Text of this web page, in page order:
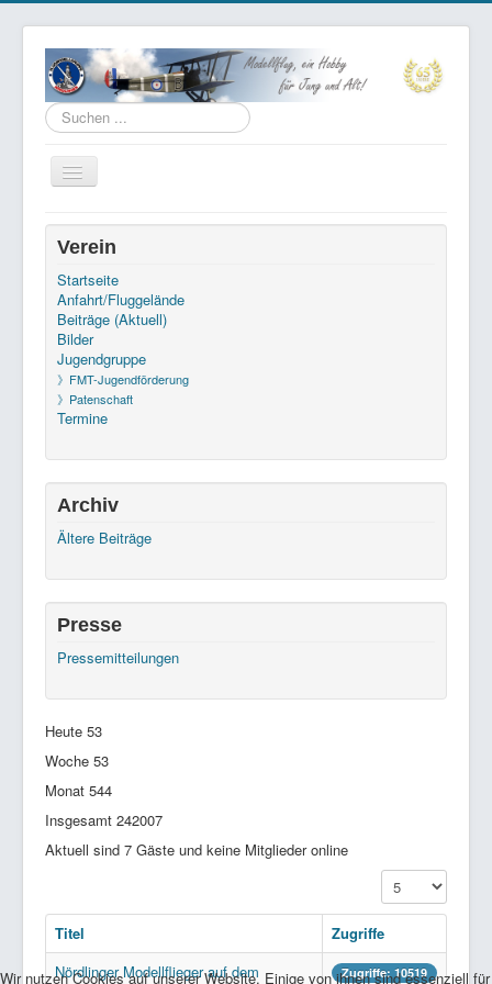
Suchen
...
Navigation
an/aus
Datenschutz
Kontakt
Links
Aktuelle Seite: Startseite
2015
Verein
Startseite
Anfahrt/Fluggelände
Beiträge (Aktuell)
Bilder
Jugendgruppe
》FMT-Jugendförderung
》Patenschaft
Termine
Archiv
Ältere Beiträge
Presse
Pressemitteilungen
Heute 53
Woche 53
Monat 544
Insgesamt 242007
Aktuell sind 7 Gäste und keine Mitglieder online
Anzeige #
Titel
Zugriffe
Nördlinger Modellflieger auf dem
Zugriffe: 10519
Wir nutzen Cookies auf unserer Website. Einige von ihnen sind essenziell für